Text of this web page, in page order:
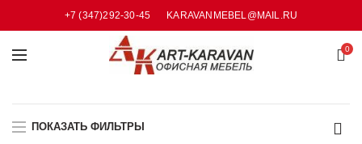
+7 (347)292-30-45 KARAVANMEBEL@MAIL.RU
0
ПОКАЗАТЬ ФИЛЬТРЫ